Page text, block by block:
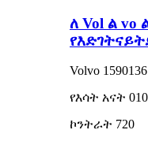
ለ Vol ል vo
Volvo
የእሳት አናት
ኮንትራት 720